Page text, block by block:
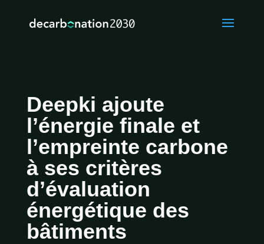
Deepki ajoute
l’énergie finale et
l’empreinte carbone
à ses critères
d’évaluation
énergétique des
bâtiments